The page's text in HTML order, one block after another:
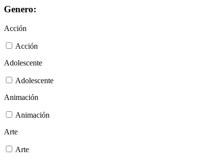
Genero:
Acción
Acción
Adolescente
Adolescente
Animación
Animación
Arte
Arte